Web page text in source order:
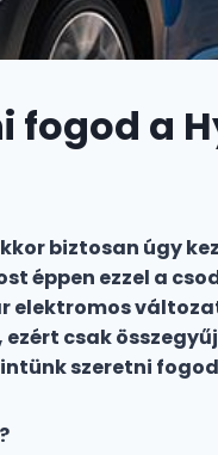
fogod a
biztosan úgy
éppen ezzel a
elektromos
ezért csak
szeretni